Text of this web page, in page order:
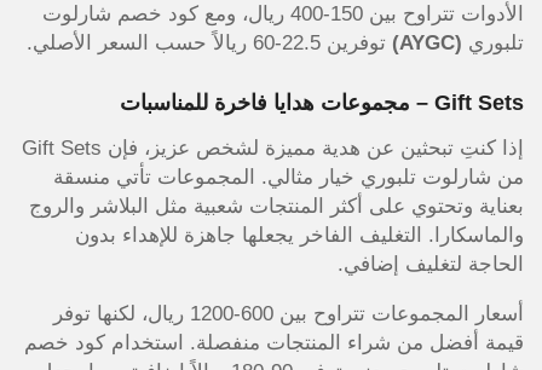
الأدوات تتراوح بين 150-400 ريال، ومع كود خصم شارلوت
تلبوري (AYGC) توفرين 22.5-60 ريالاً حسب السعر الأصلي.
Gift Sets – مجموعات هدايا فاخرة للمناسبات
إذا كنتِ تبحثين عن هدية مميزة لشخص عزيز، فإن Gift Sets
من شارلوت تلبوري خيار مثالي. المجموعات تأتي منسقة
بعناية وتحتوي على أكثر المنتجات شعبية مثل البلاشر والروج
والماسكارا. التغليف الفاخر يجعلها جاهزة للإهداء بدون
الحاجة لتغليف إضافي.
أسعار المجموعات تتراوح بين 600-1200 ريال، لكنها توفر
قيمة أفضل من شراء المنتجات منفصلة. استخدام كود خصم